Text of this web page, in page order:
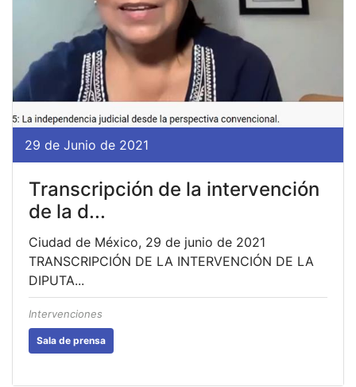
29 de Junio de 2021
Transcripción de la intervención
de la d...
Ciudad de México, 29 de junio de 2021
TRANSCRIPCIÓN DE LA INTERVENCIÓN DE LA
DIPUTA...
Intervenciones
Sala de prensa